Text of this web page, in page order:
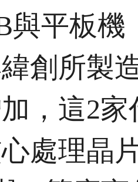
與平板機
創所製
，這2
處理晶